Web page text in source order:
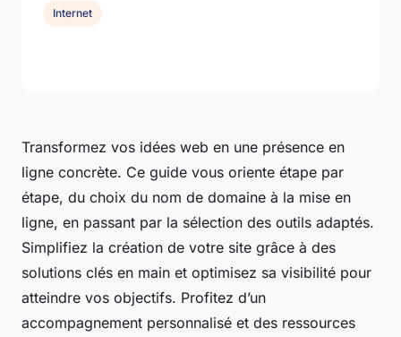
Transformez vos idées web en une présence en
ligne concrète. Ce guide vous oriente étape par
étape, du choix du nom de domaine à la mise en
ligne, en passant par la sélection des outils adaptés.
Simplifiez la création de votre site grâce à des
solutions clés en main et optimisez sa visibilité pour
atteindre vos objectifs. Profitez d’un
accompagnement personnalisé et des ressources
Internet